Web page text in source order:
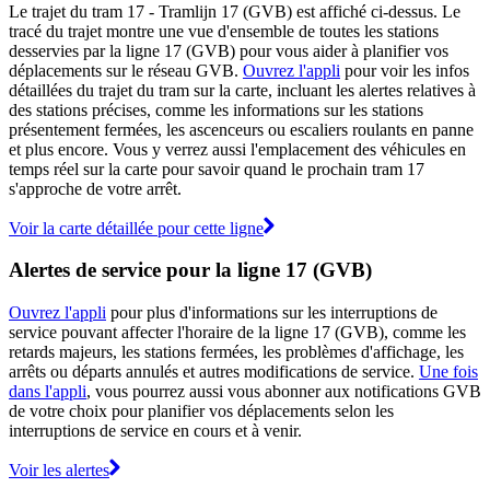
Le trajet du tram 17 - Tramlijn 17 (GVB) est affiché ci-dessus. Le
tracé du trajet montre une vue d'ensemble de toutes les stations
desservies par la ligne 17 (GVB) pour vous aider à planifier vos
déplacements sur le réseau GVB. Ouvrez l'appli pour voir les infos
détaillées du trajet du tram sur la carte, incluant les alertes relatives à
des stations précises, comme les informations sur les stations
présentement fermées, les ascenceurs ou escaliers roulants en panne
et plus encore. Vous y verrez aussi l'emplacement des véhicules en
temps réel sur la carte pour savoir quand le prochain tram 17
s'approche de votre arrêt.
Voir la carte détaillée pour cette ligne
Alertes de service pour la ligne 17 (GVB)
Ouvrez l'appli pour plus d'informations sur les interruptions de
service pouvant affecter l'horaire de la ligne 17 (GVB), comme les
retards majeurs, les stations fermées, les problèmes d'affichage, les
arrêts ou départs annulés et autres modifications de service. Une fois
dans l'appli, vous pourrez aussi vous abonner aux notifications GVB
de votre choix pour planifier vos déplacements selon les
interruptions de service en cours et à venir.
Voir les alertes